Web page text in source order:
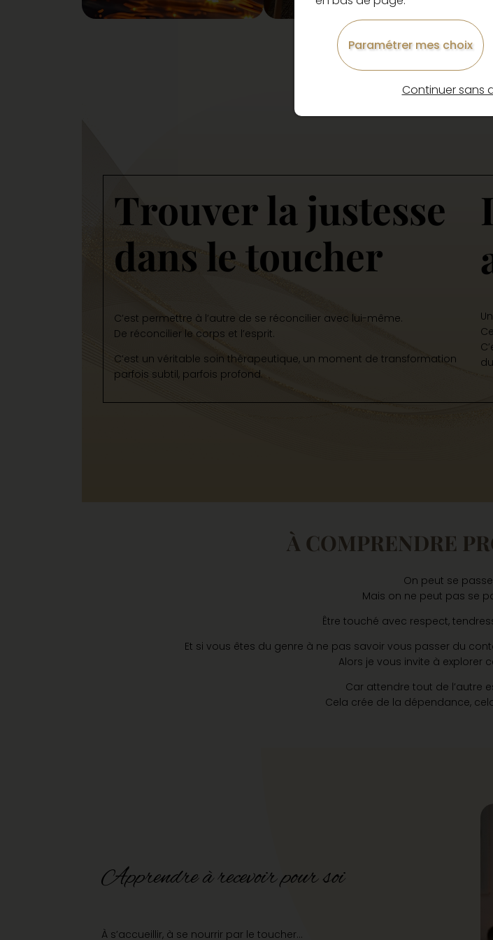
Trouver la justesse
dans le toucher
C’est permettre à l’autre de se réconcilier avec lui-même.
De réconcilier le corps et l’esprit.
C’est un véritable soin thérapeutique, un moment de transformation
parfois subtil, parfois profond.
À COMPRENDRE
On peut se
Mais on ne peut pas se
Être touché avec respect,
Et si vous êtes du genre à ne pas savoir vous passer du
Alors je vous invite à explorer
Car attendre tout de l’autre
Cela crée de la dépendance,
Apprendre à recevoir pour soi
À s’accueillir, à se nourrir par le toucher…
Paramétrer mes choix
Continuer sans